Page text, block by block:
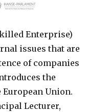
Enterprise)
issues that are
of companies
the
Union.
Lecturer,